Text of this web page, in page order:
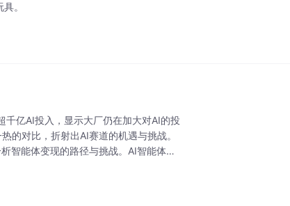
。
亿AI投入，显示大厂仍在加大对AI的投
的对比，折射出AI赛道的机遇与挑战。
智能体变现的路径与挑战。AI智能体的